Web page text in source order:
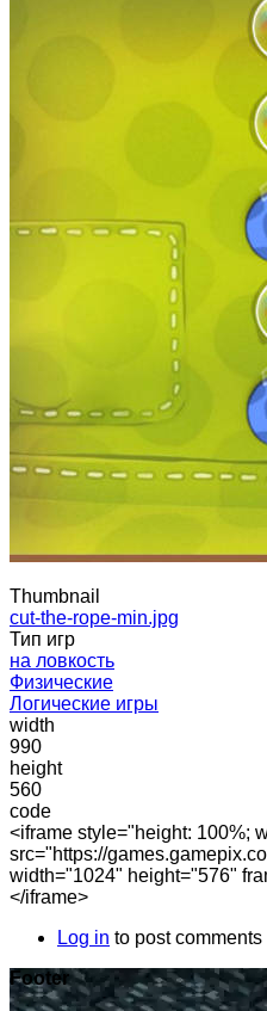
Thumbnail
cut-the-rope-min.jpg
Тип игр
на ловкость
Физические
Логические игры
width
990
height
560
code
<iframe style="height: 100%;
src="https://
width="1024" height="576"
</iframe>
Log in to post comments
Footer